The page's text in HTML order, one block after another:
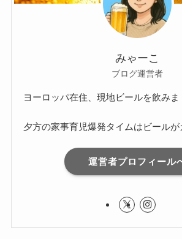
みゃーこ
ブログ運営者
ヨーロッパ在住、現地ビールを飲みま
夕方の家事育児爆発タイムはビールが
運営者プロフィール